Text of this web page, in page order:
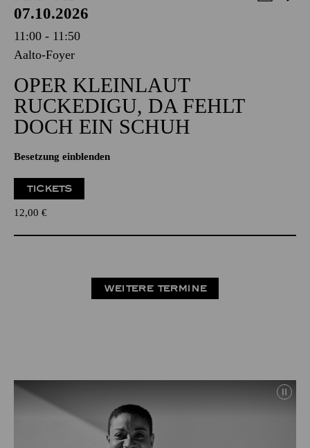
07.10.2026
11:00 - 11:50
Aalto-Foyer
OPER KLEINLAUT
RUCKEDIGU, DA FEHLT
DOCH EIN SCHUH
Besetzung einblenden
TICKETS
12,00 €
WEITERE TERMINE